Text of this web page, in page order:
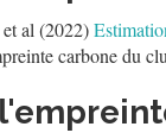
al (2022)
carbone du